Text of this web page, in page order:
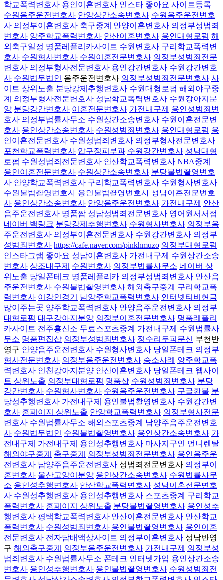
학교폭력변호사 용인이혼변호사 인스타 좋아요 사이트등록
수원음주운전변호사 안양상간소송변호사 수원음주운전변호
사 의정부이혼변호사 축구중계 안양이혼변호사 의정부성범죄
변호사 양주학교폭력변호사 안산이혼변호사 용인대형로펌 해
외축구일정 명품레플리카사이트 수원변호사 구리학교폭력변
호사 수원형사변호사 수원이혼전문변호사 의정부성범죄전문
변호사 의정부형사전문변호사 용인강간변호사 수원강간변호
사 수원법무법인 음주운전변호사 의정부성범죄전문변호사 사
이트 상위노출 분당강제추행변호사 수원대형로펌 해외야구중
계 의정부형사전문변호사 성남학교폭력변호사 수원강아지분
양 분당강간변호사 이혼전문변호사 가전내구제 용인성범죄변
호사 의정부법률사무소 수원상간소송변호사 수원이혼전문변
호사 용인상간소송변호사 수원성범죄변호사 용인대형로펌 용
인이혼전문변호사 수원성범죄변호사 의정부형사전문변호사
포천학교폭력변호사 압구정피부과 수원강간변호사 성남대형
로펌 수원성범죄전문변호사 안산학교폭력변호사 NBA중계
용인이혼전문변호사 수원상간소송변호사 분당불법촬영변호
사 안양학교폭력변호사 구리학교폭력변호사 수원형사변호사
수원불법촬영변호사 용인불법촬영변호사 성남이혼전문변호
사 용인상간소송변호사 안양음주운전변호사 가전내구제 안산
음주운전변호사 명품짭 성남성범죄전문변호사 영어원서서점
네이버 백링크 분당강제추행변호사 수원형사변호사 의정부음
주운전변호사 의정부이혼전문변호사 수원강간변호사 의정부
성범죄변호사 https://cafe.naver.com/pinkhmuzo 의정부대형로펌
인스타그램 좋아요 성남이혼변호사 가전내구제 수원상간소송
변호사 상조내구제 수원변호사 의정부법률사무소 네이버 상
위노출 당일폰테크 명품레플리카 의정부성범죄변호사 안산음
주운전변호사 수원불법촬영변호사 해외축구중계 구리학교폭
력변호사 이강인경기 남양주학교폭력변호사 인터넷티비현금
많이주는곳 양주학교폭력변호사 안양음주운전변호사 의정부
대형로펌 대구강아지분양 의정부이혼전문변호사 명품레플리
카사이트 전주흥신소 무료스포츠중계 가전내구제 수원법률사
무소 명품편집샵 의정부성범죄변호사 정수리두피문신 부천반
영구 안양음주운전변호사 수원형사변호사 당일폰테크 의정부
형사전문변호사 의정부음주운전변호사 승소사례 양주학교폭
력변호사 인천강아지분양 안산이혼변호사 당일폰테크 웹사이
트 상위노출 의정부대형로펌 명품샵 수원성범죄변호사 분당
강간변호사 수원형사변호사 수원음주운전변호사 구글환불 분
당성추행변호사 가전내구제 용인불법촬영변호사 수원강간변
호사 홈페이지 상위노출 안양학교폭력변호사 의정부형사전문
변호사 수원법률사무소 해외스포츠중계 남양주음주운전변호
사 수원법무법인 수원불법촬영변호사 용인상간소송변호사 가
전내구제 가전내구제 용인성추행변호사 마사지구인 언니렌탈
해외야구중계 축구중계 의정부성범죄전문변호사 용인음주운
전변호사 남양주음주운전변호사 성범죄전문변호사 의정부이
혼변호사 울산고양이분양 용인상간소송변호사 수원법률사무
소 용인성추행변호사 안산학교폭력변호사 성남이혼전문변호
사 수원성추행변호사 용인성추행변호사 스포츠중계 구리학교
폭력변호사 홈페이지 상위노출 분당불법촬영변호사 용인성추
행변호사 평택학교폭력변호사 안산이혼전문변호사 안산학교
폭력변호사 수원성범죄변호사 용인불법촬영변호사 용인이혼
전문변호사 전자담배액상사이트 의정부이혼변호사 성남반영
구 해외축구중계 의정부음주운전변호사 가전내구제 의정부성
범죄변호사 수원법률사무소 폰테크 인터넷가입 용인상간소송
변호사 용인성추행변호사 용인불법촬영변호사 수원성범죄전